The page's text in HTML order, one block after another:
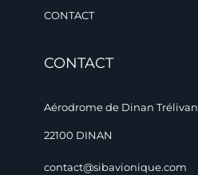
CONTACT
CONTACT
Aérodrome de Dinan Trélivan
22100 DINAN
contact@sibavionique.com